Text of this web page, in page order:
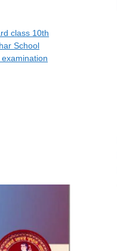
class 10th
School